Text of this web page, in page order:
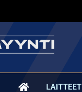
LAITTEET